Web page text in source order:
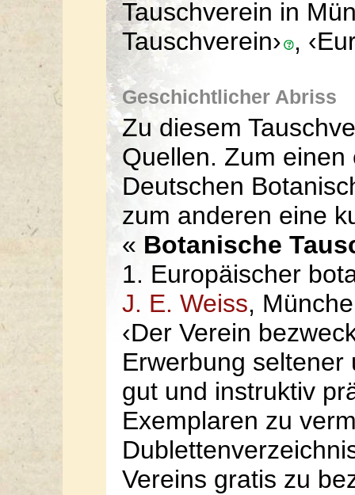
Tauschverein in
Tauschverein› ,
Geschichtlicher Abriss
Zu diesem
Quellen. Zum
Deutschen
zum anderen eine
« Botanische
1. Europäischer
J. E. Weiss,
‹Der Verein
Erwerbung
gut und instruktiv
Exemplaren zu
Vereins gratis zu